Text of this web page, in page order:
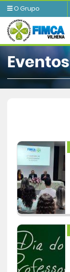
O Grupo
Cursos de
Biblioteca
Imprensa
Central de
Eventos